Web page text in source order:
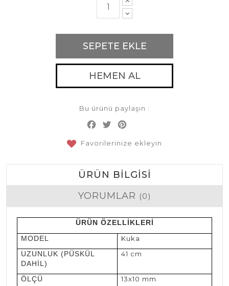
SEPETE EKLE
HEMEN AL
Bu ürünü paylaşın :
Facebook
Twitter
Favorilerinize ekleyin
ÜRÜN BILGISI
YORUMLAR (0)
ÜRÜN ÖZELLİKLERİ
MODEL
Kuka
UZUNLUK (PÜSKÜL
DAHİL)
41 cm
ÖLÇÜ 13x10 mm